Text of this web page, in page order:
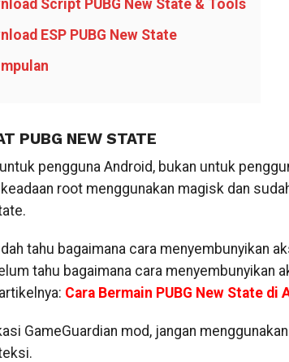
Script PUBG New State & Tools
ESP PUBG New State
PUBG NEW STATE
pengguna Android, bukan untuk
root menggunakan magisk dan
tahu bagaimana cara menyembunyikan
tahu bagaimana cara menyembunyikan
Cara Bermain PUBG New State di
GameGuardian mod, jangan